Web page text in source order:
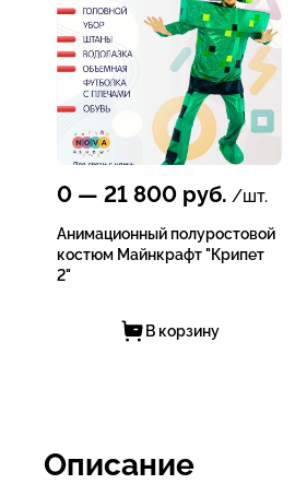
0 — 21 800 руб. /шт.
Анимационный полуростовой
костюм Майнкрафт "Крипет
2"
В корзину
Описание